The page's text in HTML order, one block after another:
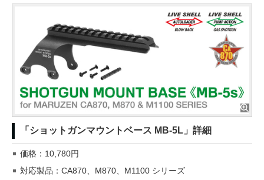
「ショットガンマウントベース MB-5L」詳細
価格：10,780円
対応製品：CA870、M870、M1100 シリーズ